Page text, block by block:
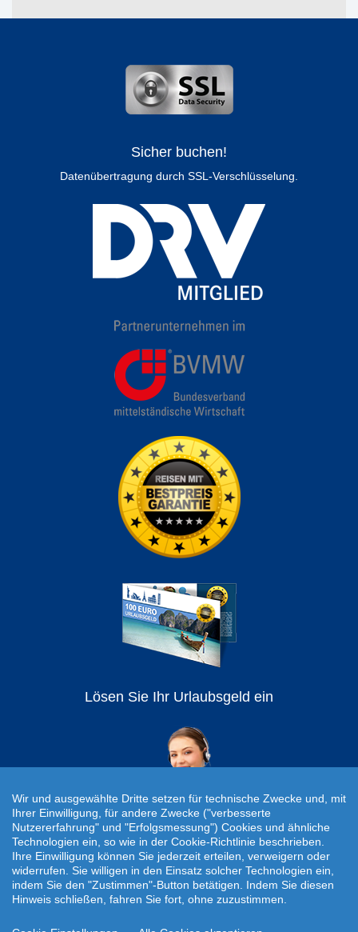
Sicher buchen!
Datenübertragung durch SSL-Verschlüsselung.
Lösen Sie Ihr Urlaubsgeld ein
Individuelle Reiseanfrage!
Travelcheck © 2026
Startseite|AGB|Kontakt|Impressum
|Datenschutz
Wir und ausgewählte Dritte setzen für technische Zwecke und, mit
Ihrer Einwilligung, für andere Zwecke ("verbesserte
Nutzererfahrung" und "Erfolgsmessung") Cookies und ähnliche
Technologien ein, so wie in der Cookie-Richtlinie beschrieben.
Ihre Einwilligung können Sie jederzeit erteilen, verweigern oder
widerrufen. Sie willigen in den Einsatz solcher Technologien ein,
indem Sie den "Zustimmen"-Button betätigen. Indem Sie diesen
Hinweis schließen, fahren Sie fort, ohne zuzustimmen.